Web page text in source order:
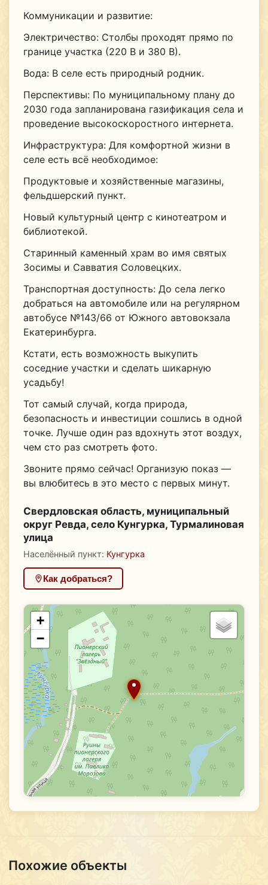
Коммуникации и развитие:
Электричество: Столбы проходят прямо по
границе участка (220 В и 380 В).
Вода: В селе есть природный родник.
Перспективы: По муниципальному плану до
2030 года запланирована газификация села и
проведение высокоскоростного интернета.
Инфраструктура: Для комфортной жизни в
селе есть всё необходимое:
Продуктовые и хозяйственные магазины,
фельдшерский пункт.
Новый культурный центр с кинотеатром и
библиотекой.
Старинный каменный храм во имя святых
Зосимы и Савватия Соловецких.
Транспортная доступность: До села легко
добраться на автомобиле или на регулярном
автобусе №143/66 от Южного автовокзала
Екатеринбурга.
Кстати, есть возможность выкупить
соседние участки и сделать шикарную
усадьбу!
Тот самый случай, когда природа,
безопасность и инвестиции сошлись в одной
точке. Лучше один раз вдохнуть этот воздух,
чем сто раз смотреть фото.
Звоните прямо сейчас! Организую показ —
вы влюбитесь в это место с первых минут.
Свердловская область, муниципальный
округ Ревда, село Кунгурка, Турмалиновая
улица
Населённый пункт: Кунгурка
Как добраться?
+
−
Похожие объекты